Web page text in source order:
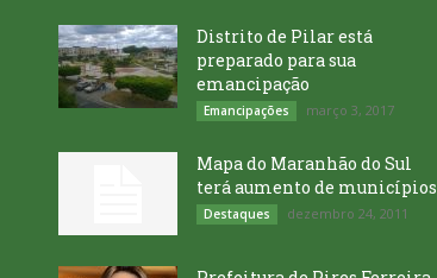
Distrito de Pilar está
preparado para sua
emancipação
Emancipações março 3, 2017
Mapa do Maranhão do Sul
terá aumento de municípios
Destaques dezembro 24, 2011